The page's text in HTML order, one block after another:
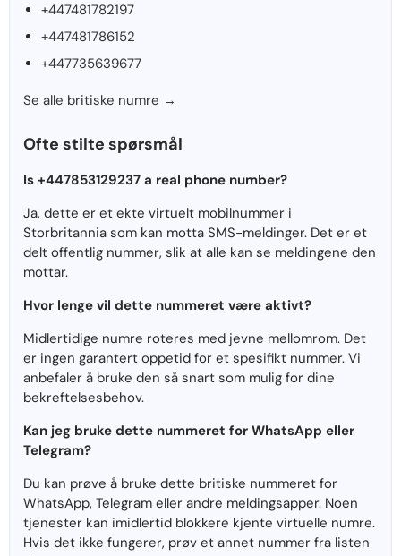
+447481782197
+447481786152
+447735639677
Se alle britiske numre →
Ofte stilte spørsmål
Is +447853129237 a real phone number?
Ja, dette er et ekte virtuelt mobilnummer i
Storbritannia som kan motta SMS-meldinger. Det er et
delt offentlig nummer, slik at alle kan se meldingene den
mottar.
Hvor lenge vil dette nummeret være aktivt?
Midlertidige numre roteres med jevne mellomrom. Det
er ingen garantert oppetid for et spesifikt nummer. Vi
anbefaler å bruke den så snart som mulig for dine
bekreftelsesbehov.
Kan jeg bruke dette nummeret for WhatsApp eller
Telegram?
Du kan prøve å bruke dette britiske nummeret for
WhatsApp, Telegram eller andre meldingsapper. Noen
tjenester kan imidlertid blokkere kjente virtuelle numre.
Hvis det ikke fungerer, prøv et annet nummer fra listen